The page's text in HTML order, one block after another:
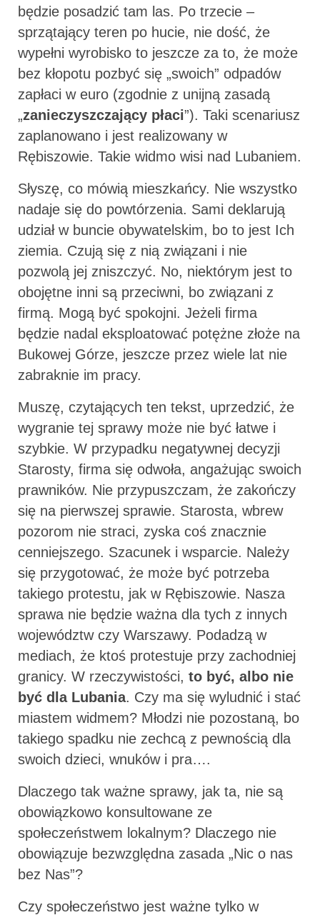
będzie posadzić tam las. Po trzecie –
sprzątający teren po hucie, nie dość, że
wypełni wyrobisko to jeszcze za to, że może
bez kłopotu pozbyć się „swoich” odpadów
zapłaci w euro (zgodnie z unijną zasadą
„zanieczyszczający płaci”). Taki scenariusz
zaplanowano i jest realizowany w
Rębiszowie. Takie widmo wisi nad Lubaniem.
Słyszę, co mówią mieszkańcy. Nie wszystko
nadaje się do powtórzenia. Sami deklarują
udział w buncie obywatelskim, bo to jest Ich
ziemia. Czują się z nią związani i nie
pozwolą jej zniszczyć. No, niektórym jest to
obojętne inni są przeciwni, bo związani z
firmą. Mogą być spokojni. Jeżeli firma
będzie nadal eksploatować potężne złoże na
Bukowej Górze, jeszcze przez wiele lat nie
zabraknie im pracy.
Muszę, czytających ten tekst, uprzedzić, że
wygranie tej sprawy może nie być łatwe i
szybkie. W przypadku negatywnej decyzji
Starosty, firma się odwoła, angażując swoich
prawników. Nie przypuszczam, że zakończy
się na pierwszej sprawie. Starosta, wbrew
pozorom nie straci, zyska coś znacznie
cenniejszego. Szacunek i wsparcie. Należy
się przygotować, że może być potrzeba
takiego protestu, jak w Rębiszowie. Nasza
sprawa nie będzie ważna dla tych z innych
województw czy Warszawy. Podadzą w
mediach, że ktoś protestuje przy zachodniej
granicy. W rzeczywistości, to być, albo nie
być dla Lubania. Czy ma się wyludnić i stać
miastem widmem? Młodzi nie pozostaną, bo
takiego spadku nie zechcą z pewnością dla
swoich dzieci, wnuków i pra….
Dlaczego tak ważne sprawy, jak ta, nie są
obowiązkowo konsultowane ze
społeczeństwem lokalnym? Dlaczego nie
obowiązuje bezwzględna zasada „Nic o nas
bez Nas”?
Czy społeczeństwo jest ważne tylko w